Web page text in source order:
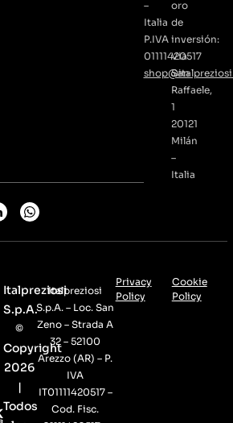
–
Italia
P.IVA
01111420517
oro
de
inversión:
Via
San
Raffaele,
1
20121
Milán
–
Italia
Italpreziosi
S.p.A.
©
Copyright
2026
|
Todos
Italpreziosi
S.p.A. – Loc. San
Zeno – Strada A
32 – 52100
Arezzo (AR) – P.
IVA
IT01111420517 –
Cod. Fisc.
Privacy
Policy
Cookie
Policy